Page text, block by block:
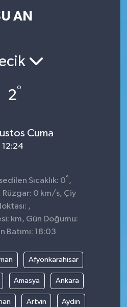
AN
2°
Cuma
12:24
Sıcaklık: 0° ,
Rüzgar: 0 km/s, Çiy
,
km, Gün Doğumu:
Batımı: 18:03
Afyonkarahisar
Amasya Ankara
Artvin Aydın